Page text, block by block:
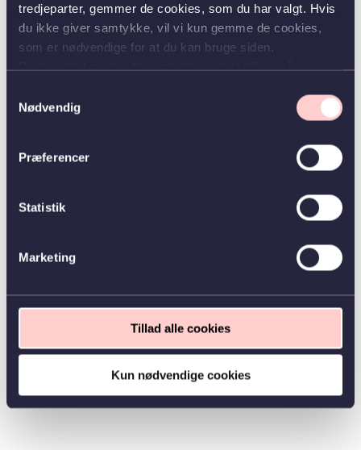
tredjeparter, gemmer de cookies, som du har valgt. Hvis
du ikke giver samtykke, vil vi kun gemme de cookies,
som er nødvendige for at du kan bruge siden.
Nødvendig
Præferencer
Statistik
Marketing
Tillad alle cookies
Kun nødvendige cookies